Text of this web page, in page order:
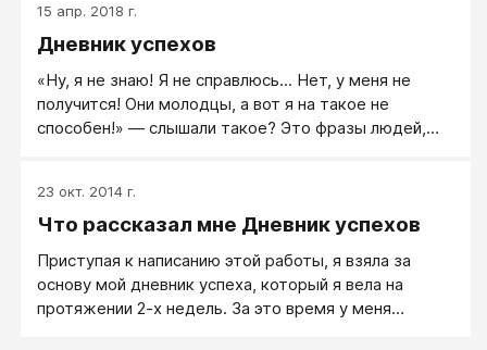
15 апр. 2018 г.
Дневник успехов
«Ну, я не знаю! Я не справлюсь... Нет, у меня не
получится! Они молодцы, а вот я на такое не
способен!» — слышали такое? Это фразы людей,
начинайте вести свой Дневник успехов.
23 окт. 2014 г.
Что рассказал мне Дневник успехов
Приступая к написанию этой работы, я взяла за
основу мой дневник успеха, который я вела на
протяжении 2-х недель. За это время у меня